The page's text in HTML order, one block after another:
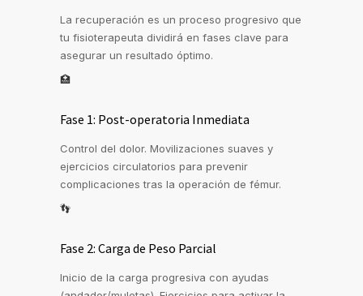
La recuperación es un proceso progresivo que
tu fisioterapeuta dividirá en fases clave para
asegurar un resultado óptimo.
🏥
Fase 1: Post-operatoria Inmediata
Control del dolor. Movilizaciones suaves y
ejercicios circulatorios para prevenir
complicaciones tras la operación de fémur.
👣
Fase 2: Carga de Peso Parcial
Inicio de la carga progresiva con ayudas